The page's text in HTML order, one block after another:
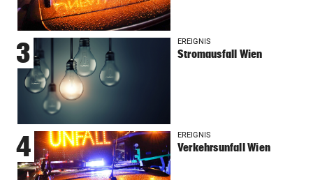
3 EREIGNIS
Stromausfall Wien
4 EREIGNIS
Verkehrsunfall Wien